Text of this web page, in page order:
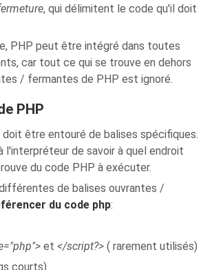
, qui délimitent le code qu'il doit
PHP peut être intégré dans toutes
car tout ce qui se trouve en dehors
/ fermantes de PHP est ignoré.
PHP
être entouré de balises spécifiques.
l'interpréteur de savoir à quel endroit
du code PHP à exécuter.
différentes de balises ouvrantes /
du code php:
et </script?> ( rarement utilisés)
courts)